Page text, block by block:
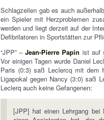
Schlagzeilen gab es auch
ein Spieler mit Herzproblemen
werden und liegt derzeit auf der
Defibrilatoren in Sportstätten zur
“JPP” –Jean-Pierre Papin ist auf
Vor einigen Tagen wurde Daniel
Paris (0:3) saß Leclercq mit dem
Ligapokal gegen Nancy (3:0) saß
Leclerq auch keine Gefangenen:
[JPP] hat einen Lehrgang bei